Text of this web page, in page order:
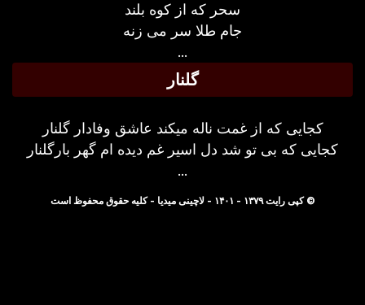
سحر که از کوه بلند
جام طلا سر می زنه
گلنار
کجایی که از غمت ناله میکند عاشق وفادار گلنار
کجایی که بی تو شد دل اسیر غم دیده ام گهر بارگلنار
© کپی رایت ۱۳۷۹ - ۱۴۰۱ - لاچینی میدیا - کلیه حقوق محفوظ است